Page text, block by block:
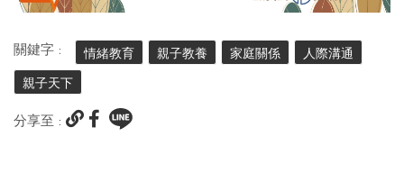
關鍵字 : 情緒教育 親子教養 家庭關係 人際溝通
親子天下
分享至 :